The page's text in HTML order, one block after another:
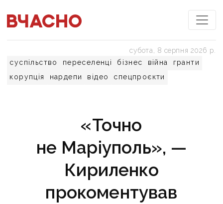
суспільство переселенці бізнес війна
гранти
корупція
нардепи відео спецпроєкти
субота, 8 серпня 2026 р.
«Точно
не Маріуполь», —
Кириленко
прокоментував